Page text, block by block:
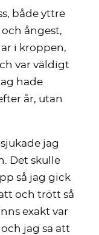
både yttre
ångest,
i kroppen,
var väldigt
hade
år, utan
jag
Det skulle
så jag gick
och trött så
exakt var
jag sa att